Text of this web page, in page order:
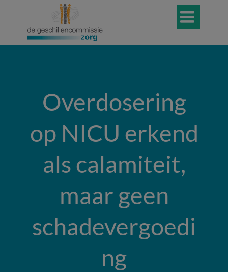

Overdosering
op NICU erkend
als calamiteit,
maar geen
schadevergoedi
ng